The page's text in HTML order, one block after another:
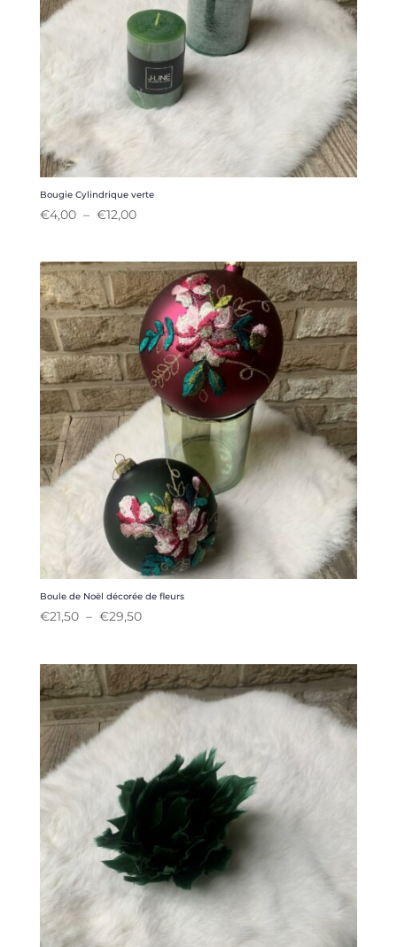
Bougie Cylindrique verte
€4,00 – €12,00Plage
€4,00
à
€12,00
Boule de Noël décorée de fleurs
€21,50 – €29,50Plage
€21,50
à